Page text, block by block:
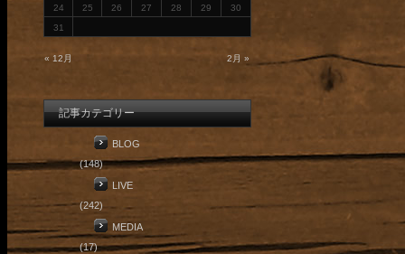
« 12月 2月 »
24
25 26 27 28 29
30
31
記事カテゴリー
BLOG
(148)
LIVE
(242)
MEDIA
(17)